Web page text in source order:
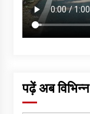
पढ़ें अब